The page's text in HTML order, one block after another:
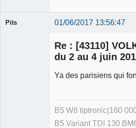
Pits 01/06/2017 13:56:47
Re : [43110]
du 2 au 4 juin
Ya des parisiens qui
B5 W8 tiptronic(160
B5 Variant TDI 130